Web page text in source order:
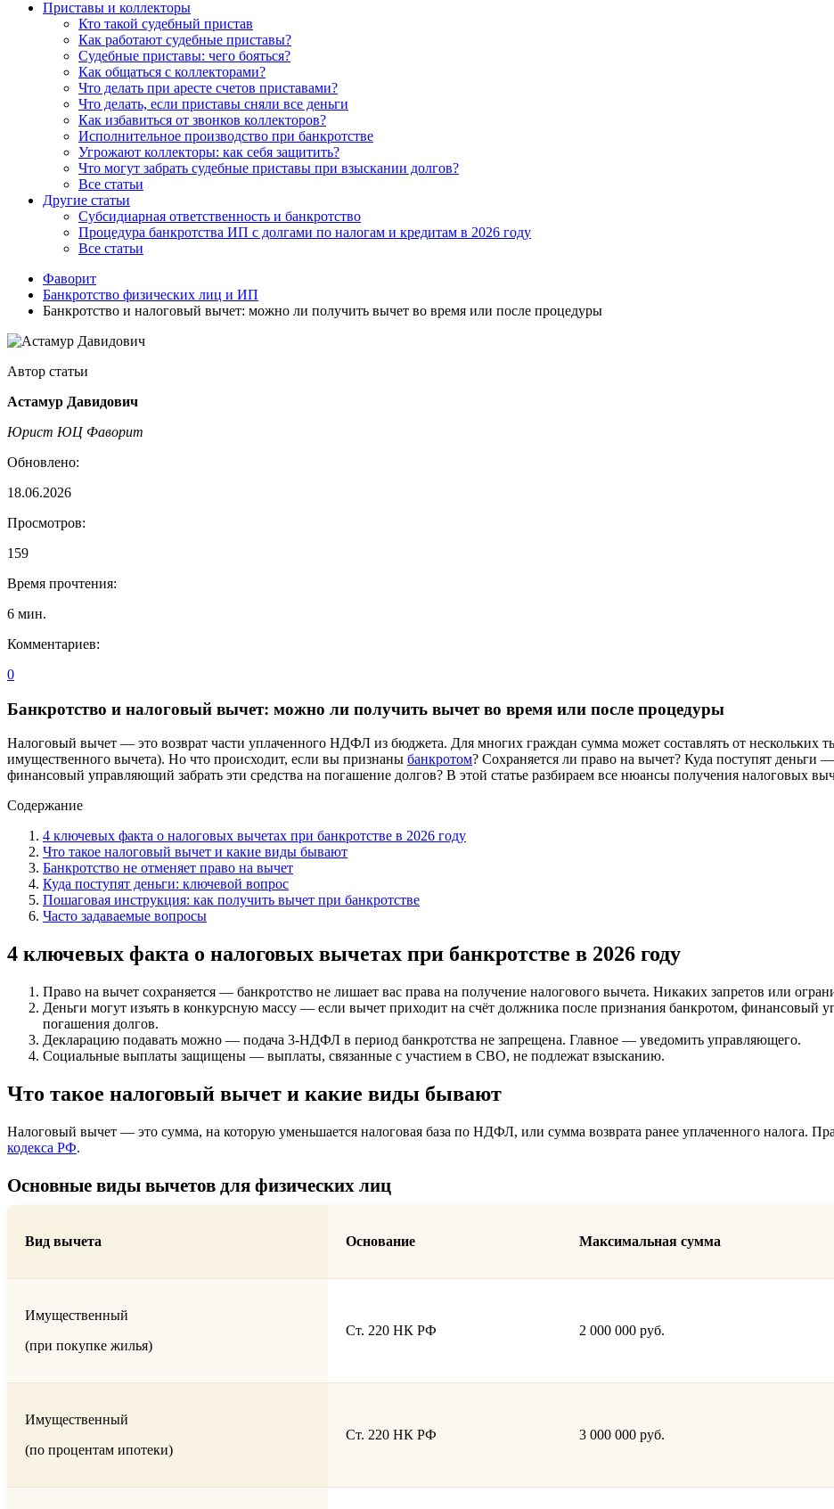
Приставы и коллекторы
Кто такой судебный пристав
Как работают судебные приставы?
Судебные приставы: чего бояться?
Как общаться с коллекторами?
Что делать при аресте счетов приставами?
Что делать, если приставы сняли все деньги
Как избавиться от звонков коллекторов?
Исполнительное производство при банкротстве
Угрожают коллекторы: как себя защитить?
Что могут забрать судебные приставы при взыскании долгов?
Все статьи
Другие статьи
Субсидиарная ответственность и банкротство
Процедура банкротства ИП с долгами по налогам и кредитам в 2026 году
Все статьи
Фаворит
Банкротство физических лиц и ИП
Банкротство и налоговый вычет: можно ли получить вычет во время или после процедуры
Автор статьи
Астамур Давидович
Юрист ЮЦ Фаворит
Обновлено:
18.06.2026
Просмотров:
159
Время прочтения:
6 мин.
Комментариев:
0
Банкротство и налоговый вычет: можно ли получить вычет во время или после процедуры
Налоговый вычет — это возврат части уплаченного НДФЛ из бюджета. Для многих граждан сумма может составлять от нескольких
имущественного вычета). Но что происходит, если вы признаны банкротом? Сохраняется ли право на вычет? Куда поступят
финансовый управляющий забрать эти средства на погашение долгов? В этой статье разбираем все нюансы получения налоговых
Содержание
4 ключевых факта о налоговых вычетах при банкротстве в 2026 году
Что такое налоговый вычет и какие виды бывают
Банкротство не отменяет право на вычет
Куда поступят деньги: ключевой вопрос
Пошаговая инструкция: как получить вычет при банкротстве
Часто задаваемые вопросы
4 ключевых факта о налоговых вычетах при банкротстве в 2026 году
Право на вычет сохраняется — банкротство не лишает вас права на получение налогового вычета. Никаких запретов или
Деньги могут изъять в конкурсную массу — если вычет приходит на счёт должника после признания банкротом, финансовый
погашения долгов.
Декларацию подавать можно — подача 3-НДФЛ в период банкротства не запрещена. Главное — уведомить управляющего.
Социальные выплаты защищены — выплаты, связанные с участием в СВО, не подлежат взысканию.
Что такое налоговый вычет и какие виды бывают
Налоговый вычет — это сумма, на которую уменьшается налоговая база по НДФЛ, или сумма возврата ранее уплаченного налога.
кодекса РФ.
Основные виды вычетов для физических лиц
Вид вычета Основание Максимальная сумма
Имущественный
(при покупке жилья)
Ст. 220 НК РФ 2 000 000 руб.
Имущественный
(по процентам ипотеки)
Ст. 220 НК РФ 3 000 000 руб.